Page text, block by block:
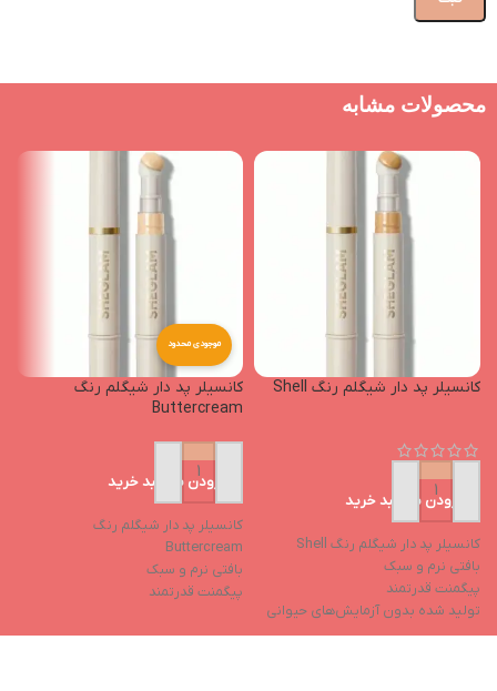
محصولات مشابه
کانسیلر پد دار شیگلم رنگ Shell
افزودن به سبد خرید
کانسیلر پد دار شیگلم رنگ Shell
بافتی نرم و سبک
پیگمنت قدرتمند
تولید شده بدون آزمایش‌های حیوانی
خواص مرطوب‌کننده
موجودی محدود
کانسیلر پد دار شیگلم رنگ
Buttercream
افزودن به سبد خرید
کانسیلر پد دار شیگلم رنگ
Buttercream
بافتی نرم و سبک
پیگمنت قدرتمند
خواص مرطوب‌کننده